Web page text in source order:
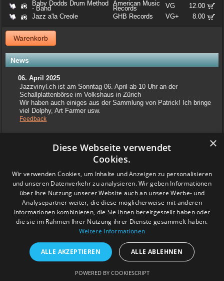
Baby Dodds Drum Method
- Band
American Music
Records VG
12.00
Jazz a'la Creole
GHB Records VG+ 8.00
Warenkorb
News
06. April 2025
Jazzvinyl.ch ist am Sonntag 06. April ab 10 Uhr an der
Schallplattenbörse im Volkshaus in Zürich
Wir haben auch einiges aus der Sammlung von Patrick! Ich bringe
viel Dolphy, Art Farmer usw.
Feedback
www.grashalm-it.ch | (www.pinkytoes.com)
Copyright © 2014. All Rights Reserved.
×
Diese Webseite verwendet
Cookies.
Wir verwenden Cookies, um Inhalte und Anzeigen zu personalisieren
und unseren Datenverkehr zu analysieren. Wir geben Informationen
über Ihre Nutzung unserer Website auch an unsere Werbe- und
Analysepartner weiter, die diese möglicherweise mit anderen
Informationen kombinieren, die Sie ihnen bereitgestellt haben oder
die sie im Rahmen Ihrer Nutzung ihrer Dienste gesammelt haben.
Weitere Informationen
ALLE AKZEPTIEREN ALLE ABLEHNEN
POWERED BY COOKIESCRIPT